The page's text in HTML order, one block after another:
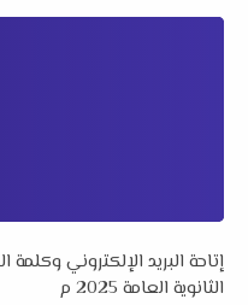
إتاحة البريد الإلكتروني
الثانوية العامة 2025 م